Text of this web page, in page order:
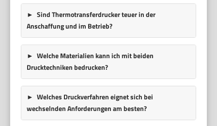
Sind Thermotransferdrucker teuer in der
Anschaffung und im Betrieb?
Welche Materialien kann ich mit beiden
Drucktechniken bedrucken?
Welches Druckverfahren eignet sich bei
wechselnden Anforderungen am besten?